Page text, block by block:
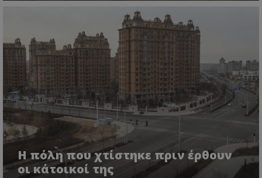
Η πόλη που χτίστηκε πριν έρθουν
οι κάτοικοί της